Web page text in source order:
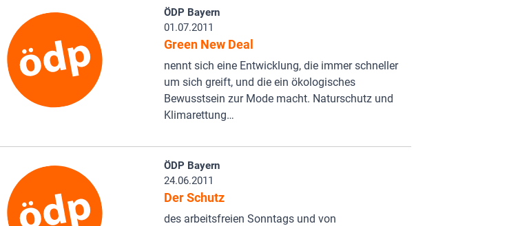
ÖDP Bayern
01.07.2011
Green New Deal
nennt sich eine Entwicklung, die immer schneller
um sich greift, und die ein ökologisches
Bewusstsein zur Mode macht. Naturschutz und
Klimarettung…
ÖDP Bayern
24.06.2011
Der Schutz
des arbeitsfreien Sonntags und von